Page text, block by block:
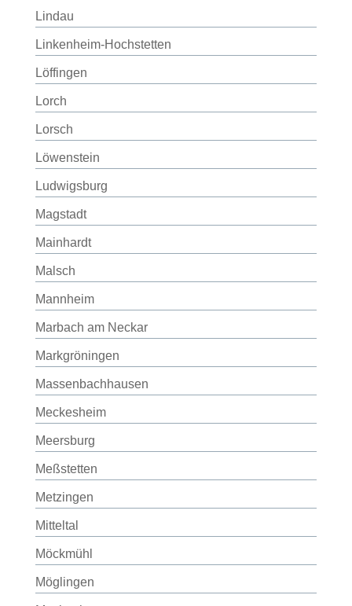
Lindau
Linkenheim-Hochstetten
Löffingen
Lorch
Lorsch
Löwenstein
Ludwigsburg
Magstadt
Mainhardt
Malsch
Mannheim
Marbach am Neckar
Markgröningen
Massenbachhausen
Meckesheim
Meersburg
Meßstetten
Metzingen
Mitteltal
Möckmühl
Möglingen